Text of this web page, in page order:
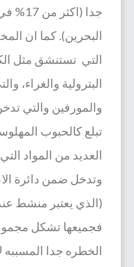
البحرين). كما ان
التي تستنشق مثل
البترولية والغراء،
والمورفين والتي
تبلع كالحبوب
العديد من المواد
وتدخل ضمن دائرة
(الذي يعتبر منشط
فجميعها تشكل
الخطره جدا المسببه